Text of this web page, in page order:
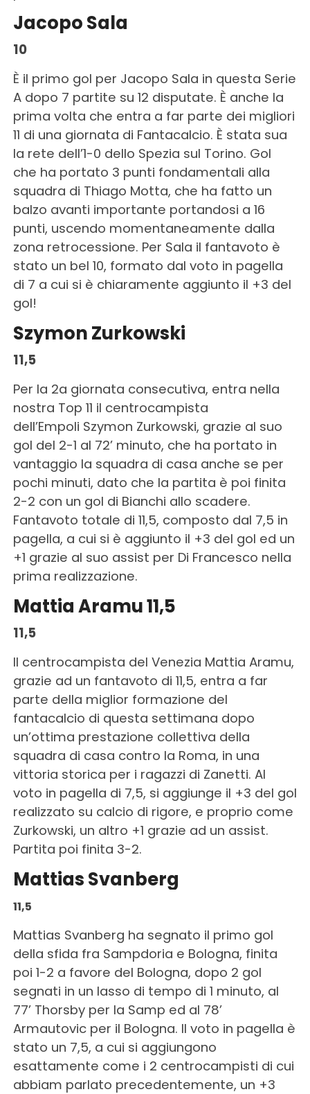
Jacopo Sala
10
È il primo gol per Jacopo Sala in questa Serie
A dopo 7 partite su 12 disputate. È anche la
prima volta che entra a far parte dei migliori
11 di una giornata di Fantacalcio. È stata sua
la rete dell’1-0 dello Spezia sul Torino. Gol
che ha portato 3 punti fondamentali alla
squadra di Thiago Motta, che ha fatto un
balzo avanti importante portandosi a 16
punti, uscendo momentaneamente dalla
zona retrocessione. Per Sala il fantavoto è
stato un bel 10, formato dal voto in pagella
di 7 a cui si è chiaramente aggiunto il +3 del
gol!
Szymon Zurkowski
11,5
Per la 2a giornata consecutiva, entra nella
nostra Top 11 il centrocampista
dell’Empoli Szymon Zurkowski, grazie al suo
gol del 2-1 al 72’ minuto, che ha portato in
vantaggio la squadra di casa anche se per
pochi minuti, dato che la partita è poi finita
2-2 con un gol di Bianchi allo scadere.
Fantavoto totale di 11,5, composto dal 7,5 in
pagella, a cui si è aggiunto il +3 del gol ed un
+1 grazie al suo assist per Di Francesco nella
prima realizzazione.
Mattia Aramu 11,5
11,5
Il centrocampista del Venezia Mattia Aramu,
grazie ad un fantavoto di 11,5, entra a far
parte della miglior formazione del
fantacalcio di questa settimana dopo
un’ottima prestazione collettiva della
squadra di casa contro la Roma, in una
vittoria storica per i ragazzi di Zanetti. Al
voto in pagella di 7,5, si aggiunge il +3 del gol
realizzato su calcio di rigore, e proprio come
Zurkowski, un altro +1 grazie ad un assist.
Partita poi finita 3-2.
Mattias Svanberg
11,5
Mattias Svanberg ha segnato il primo gol
della sfida fra Sampdoria e Bologna, finita
poi 1-2 a favore del Bologna, dopo 2 gol
segnati in un lasso di tempo di 1 minuto, al
77’ Thorsby per la Samp ed al 78’
Armautovic per il Bologna. Il voto in pagella è
stato un 7,5, a cui si aggiungono
esattamente come i 2 centrocampisti di cui
abbiam parlato precedentemente, un +3